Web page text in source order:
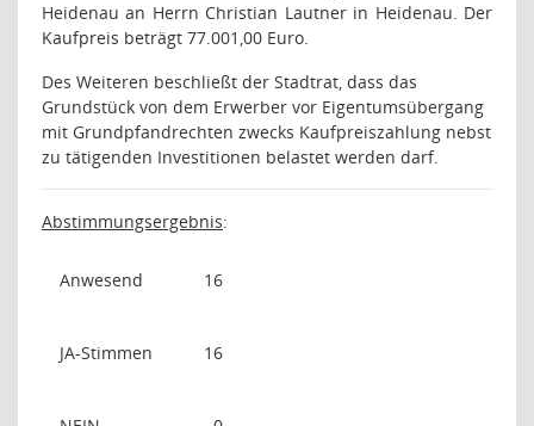
Heidenau an Herrn Christian Lautner in Heidenau. Der
Kaufpreis beträgt 77.001,00 Euro.
Des Weiteren beschließt der Stadtrat, dass das
Grundstück von dem Erwerber vor Eigentumsübergang
mit Grundpfandrechten zwecks Kaufpreiszahlung nebst
zu tätigenden Investitionen belastet werden darf.
Abstimmungsergebnis:
Anwesend 16
JA-Stimmen 16